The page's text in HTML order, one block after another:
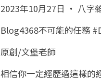
2023年10月27日 · 八字
Blog4368不可能的任務
原創/文堡老師
相信你一定經歷過這樣的